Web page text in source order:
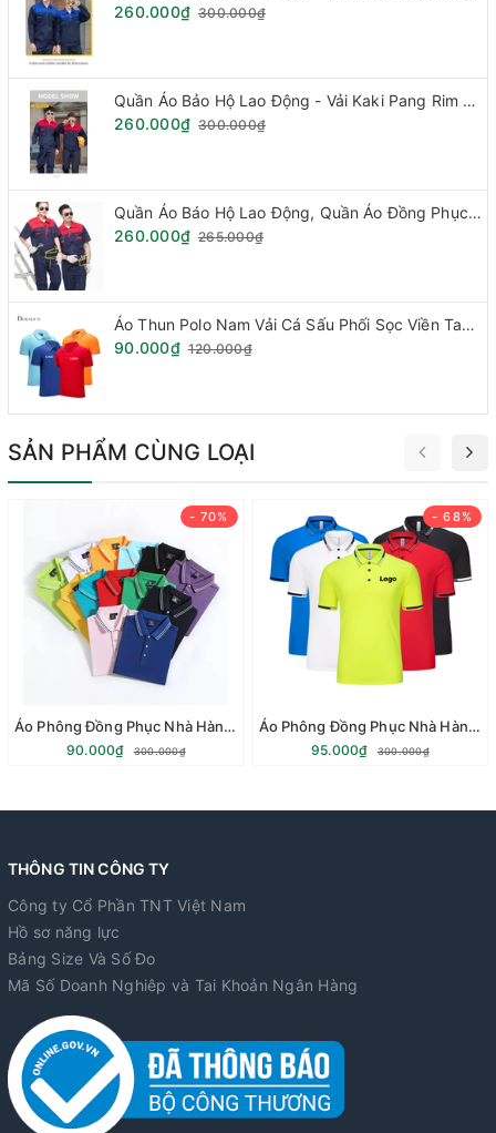
260.000₫ 300.000₫
Quần Áo Bảo Hộ Lao Động - Vải Kaki Pang Rim Hàn Quốc
260.000₫ 300.000₫
Quần Áo Báo Hộ Lao Động, Quần Áo Đồng Phục - Vải Kaki Hàn Quốc Loại Phối Mầu (Hàng đặt theo mẫu)
260.000₫ 265.000₫
Áo Thun Polo Nam Vải Cá Sấu Phối Sọc Viền Tay Cổ.
90.000₫ 120.000₫
SẢN PHẨM CÙNG LOẠI
- 70%
Áo Phông Đồng Phục Nhà Hàng - Vải Cá Sấu Co Giãn 4 Chiều Vải 100% Cottong
90.000₫ 300.000₫
- 68%
Áo Phông Đồng Phục Nhà Hàng - Vải Cá Sấu Co Giãn 4 Chiều Vải PE
95.000₫ 300.000₫
THÔNG TIN CÔNG TY
Công ty Cổ Phần TNT Việt Nam
Hồ sơ năng lực
Bảng Size Và Số Đo
Mã Số Doanh Nghiêp và Tai Khoản Ngân Hàng